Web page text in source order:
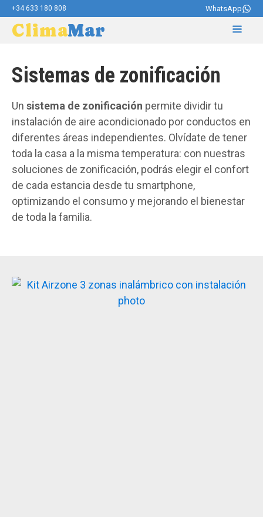
+34 633 180 808 WhatsApp
ClimaMar
Sistemas de zonificación
Un sistema de zonificación permite dividir tu
instalación de aire acondicionado por conductos en
diferentes áreas independientes. Olvídate de tener
toda la casa a la misma temperatura: con nuestras
soluciones de zonificación, podrás elegir el confort
de cada estancia desde tu smartphone,
optimizando el consumo y mejorando el bienestar
de toda la familia.